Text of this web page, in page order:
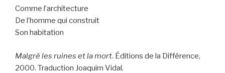
Comme l’architecture
De l’homme qui construit
Son habitation
Malgré les ruines et la mort. Éditions de la Différence,
2000. Traduction Joaquim Vidal.